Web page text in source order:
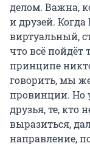
делом. Важна,
и друзей.
виртуальный,
что всё пойдёт
принципе
говорить, мы
провинции. Но
друзья, те, кто
выразиться,
направление,